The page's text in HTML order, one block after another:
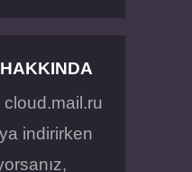
cloud.mail.ru
indirirken